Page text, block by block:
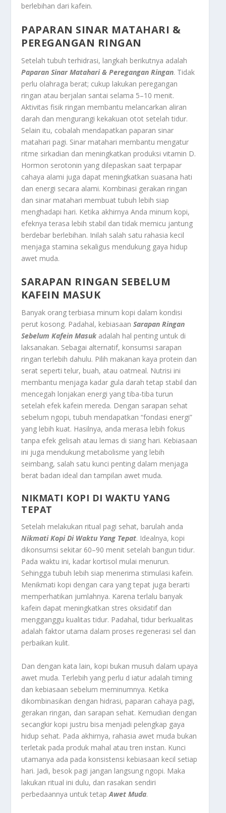
berlebihan dari kafein.
PAPARAN SINAR MATAHARI &
PEREGANGAN RINGAN
Setelah tubuh terhidrasi, langkah berikutnya adalah
Paparan Sinar Matahari & Peregangan Ringan. Tidak
perlu olahraga berat; cukup lakukan peregangan
ringan atau berjalan santai selama 5–10 menit.
Aktivitas fisik ringan membantu melancarkan aliran
darah dan mengurangi kekakuan otot setelah tidur.
Selain itu, cobalah mendapatkan paparan sinar
matahari pagi. Sinar matahari membantu mengatur
ritme sirkadian dan meningkatkan produksi vitamin D.
Hormon serotonin yang dilepaskan saat terpapar
cahaya alami juga dapat meningkatkan suasana hati
dan energi secara alami. Kombinasi gerakan ringan
dan sinar matahari membuat tubuh lebih siap
menghadapi hari. Ketika akhirnya Anda minum kopi,
efeknya terasa lebih stabil dan tidak memicu jantung
berdebar berlebihan. Inilah salah satu rahasia kecil
menjaga stamina sekaligus mendukung gaya hidup
awet muda.
SARAPAN RINGAN SEBELUM
KAFEIN MASUK
Banyak orang terbiasa minum kopi dalam kondisi
perut kosong. Padahal, kebiasaanSarapan Ringan
Sebelum Kafein Masukadalah hal penting untuk di
laksanakan. Sebagai alternatif, konsumsi sarapan
ringan terlebih dahulu. Pilih makanan kaya protein dan
serat seperti telur, buah, atau oatmeal. Nutrisi ini
membantu menjaga kadar gula darah tetap stabil dan
mencegah lonjakan energi yang tiba-tiba turun
setelah efek kafein mereda. Dengan sarapan sehat
sebelum ngopi, tubuh mendapatkan “fondasi energi”
yang lebih kuat. Hasilnya, anda merasa lebih fokus
tanpa efek gelisah atau lemas di siang hari. Kebiasaan
ini juga mendukung metabolisme yang lebih
seimbang, salah satu kunci penting dalam menjaga
berat badan ideal dan tampilan awet muda.
NIKMATI KOPI DI WAKTU YANG
TEPAT
Setelah melakukan ritual pagi sehat, barulah anda
Nikmati Kopi Di Waktu Yang Tepat. Idealnya, kopi
dikonsumsi sekitar 60–90 menit setelah bangun tidur.
Pada waktu ini, kadar kortisol mulai menurun.
Sehingga tubuh lebih siap menerima stimulasi kafein.
Menikmati kopi dengan cara yang tepat juga berarti
memperhatikan jumlahnya. Karena terlalu banyak
kafein dapat meningkatkan stres oksidatif dan
mengganggu kualitas tidur. Padahal, tidur berkualitas
adalah faktor utama dalam proses regenerasi sel dan
perbaikan kulit.
Dan dengan kata lain, kopi bukan musuh dalam upaya
awet muda. Terlebih yang perlu d iatur adalah timing
dan kebiasaan sebelum meminumnya. Ketika
dikombinasikan dengan hidrasi, paparan cahaya pagi,
gerakan ringan, dan sarapan sehat. Kemudian dengan
secangkir kopi justru bisa menjadi pelengkap gaya
hidup sehat. Pada akhirnya, rahasia awet muda bukan
terletak pada produk mahal atau tren instan. Kunci
utamanya ada pada konsistensi kebiasaan kecil setiap
hari. Jadi, besok pagi jangan langsung ngopi. Maka
lakukan ritual ini dulu, dan rasakan sendiri
perbedaannya untuk tetapAwet Muda.